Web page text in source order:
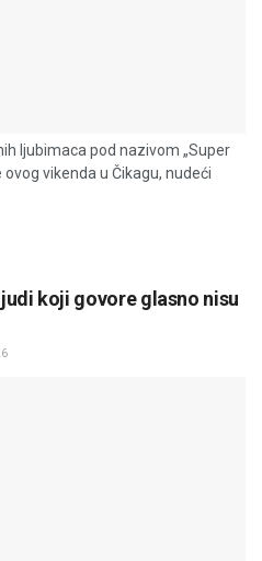
ljubimaca pod nazivom „Super
vikenda u Čikagu, nudeći
koji govore glasno nisu